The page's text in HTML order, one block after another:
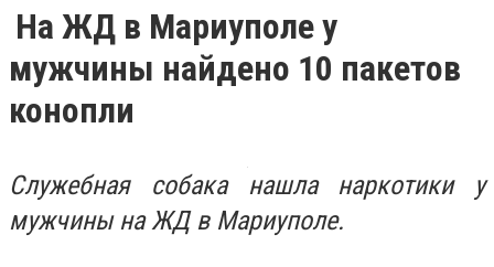
На ЖД в Мариуполе у
мужчины найдено 10 пакетов
конопли
Служебная собака нашла наркотики у
мужчины на ЖД в Мариуполе.